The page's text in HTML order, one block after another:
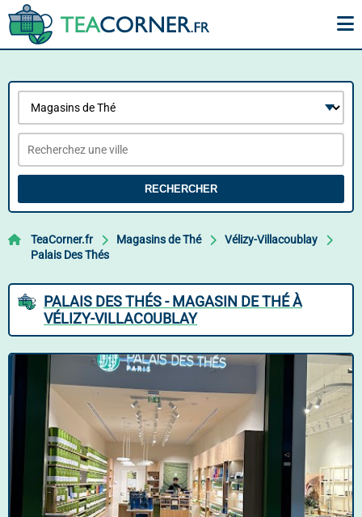
RECHERCHER
TeaCorner.fr Magasins de Thé
Vélizy-Villacoublay
Palais Des Thés
PALAIS DES THÉS - MAGASIN DE THÉ À
VÉLIZY-VILLACOUBLAY